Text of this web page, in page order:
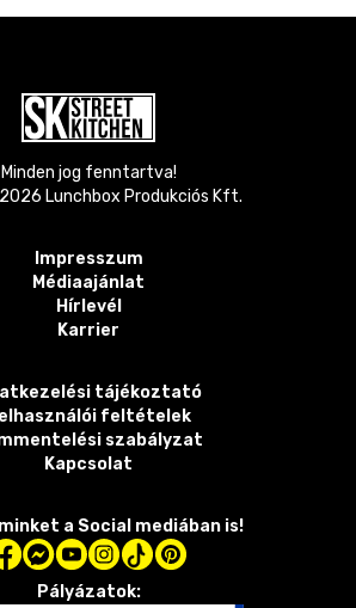
Minden jog fenntartva!
2026 Lunchbox Produkciós Kft.
Impresszum
Médiaajánlat
Hírlevél
Karrier
tájékoztató
feltételek
szabályzat
Kapcsolat
a Social mediában is!
Pályázatok: